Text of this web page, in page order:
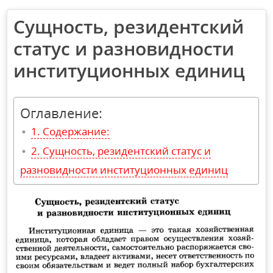
Сущность, резидентский
статус и разновидности
институционных единиц
Оглавление:
Содержание:
Сущность, резидентский статус и
разновидности институционных единиц